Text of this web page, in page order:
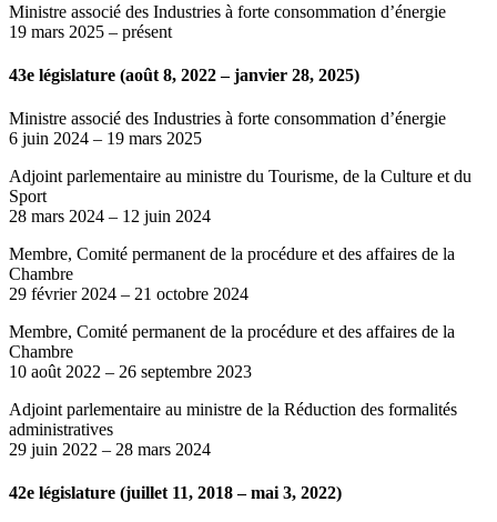
Ministre associé des Industries à forte consommation d’énergie
19 mars 2025 – présent
43e législature (août 8, 2022 – janvier 28, 2025)
Ministre associé des Industries à forte consommation d’énergie
6 juin 2024 – 19 mars 2025
Adjoint parlementaire au ministre du Tourisme, de la Culture et du
Sport
28 mars 2024 – 12 juin 2024
Membre, Comité permanent de la procédure et des affaires de la
Chambre
29 février 2024 – 21 octobre 2024
Membre, Comité permanent de la procédure et des affaires de la
Chambre
10 août 2022 – 26 septembre 2023
Adjoint parlementaire au ministre de la Réduction des formalités
administratives
29 juin 2022 – 28 mars 2024
42e législature (juillet 11, 2018 – mai 3, 2022)